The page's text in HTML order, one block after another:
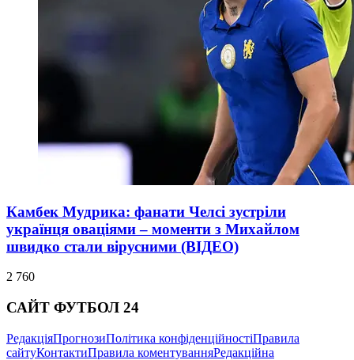
Камбек Мудрика: фанати Челсі зустріли
українця оваціями – моменти з Михайлом
швидко стали вірусними (ВІДЕО)
2 760
САЙТ ФУТБОЛ 24
РедакціяПрогнозиПолітика конфіденційностіПравила
сайтуКонтактиПравила коментуванняРедакційна